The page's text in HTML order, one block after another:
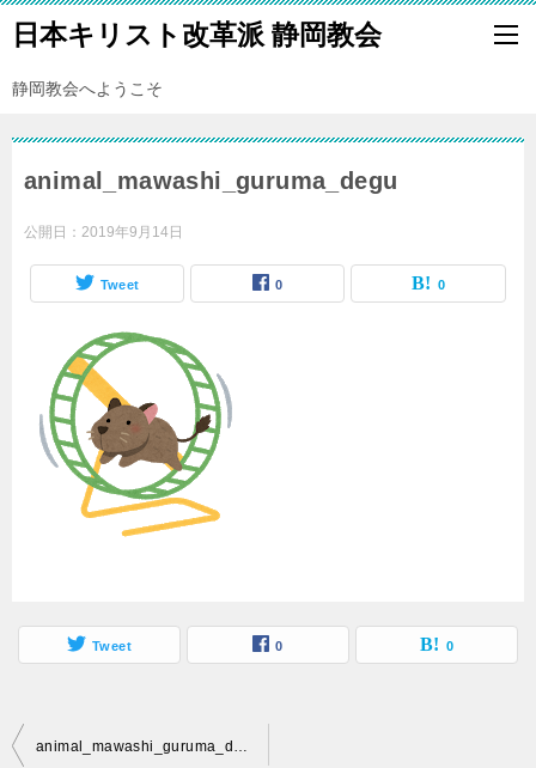
日本キリスト改革派 静岡教会
静岡教会へようこそ
animal_mawashi_guruma_degu
公開日： 2019年9月14日
Tweet 0 0
Tweet 0 0
投
animal_mawashi_guruma_degu